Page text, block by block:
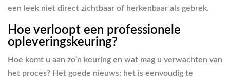
een leek niet direct zichtbaar of herkenbaar als gebrek.
Hoe verloopt een professionele
opleveringskeuring?
Hoe komt u aan zo’n keuring en wat mag u verwachten van
het proces? Het goede nieuws: het is eenvoudig te